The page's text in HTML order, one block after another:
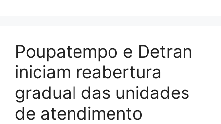
Poupatempo e Detran
iniciam reabertura
gradual das unidades
de atendimento